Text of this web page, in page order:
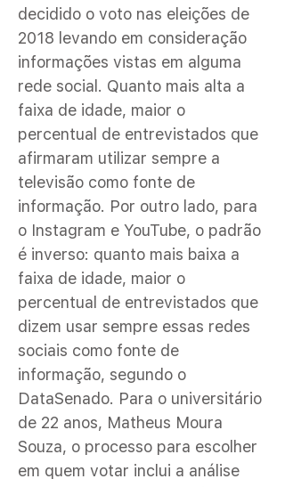
decidido o voto nas eleições de
2018 levando em consideração
informações vistas em alguma
rede social. Quanto mais alta a
faixa de idade, maior o
percentual de entrevistados que
afirmaram utilizar sempre a
televisão como fonte de
informação. Por outro lado, para
o Instagram e YouTube, o padrão
é inverso: quanto mais baixa a
faixa de idade, maior o
percentual de entrevistados que
dizem usar sempre essas redes
sociais como fonte de
informação, segundo o
DataSenado. Para o universitário
de 22 anos, Matheus Moura
Souza, o processo para escolher
em quem votar inclui a análise